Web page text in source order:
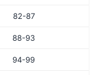
82-87
88-93
94-99